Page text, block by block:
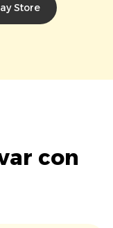
Store
con